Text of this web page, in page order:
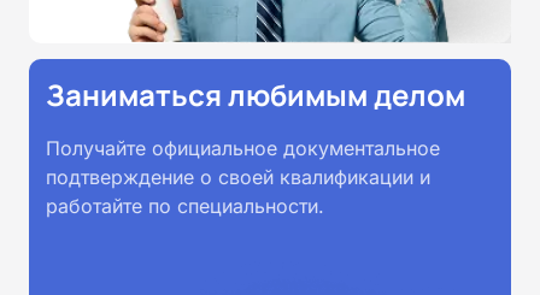
Заниматься любимым делом
Получайте официальное документальное
подтверждение о своей квалификации и
работайте по специальности.